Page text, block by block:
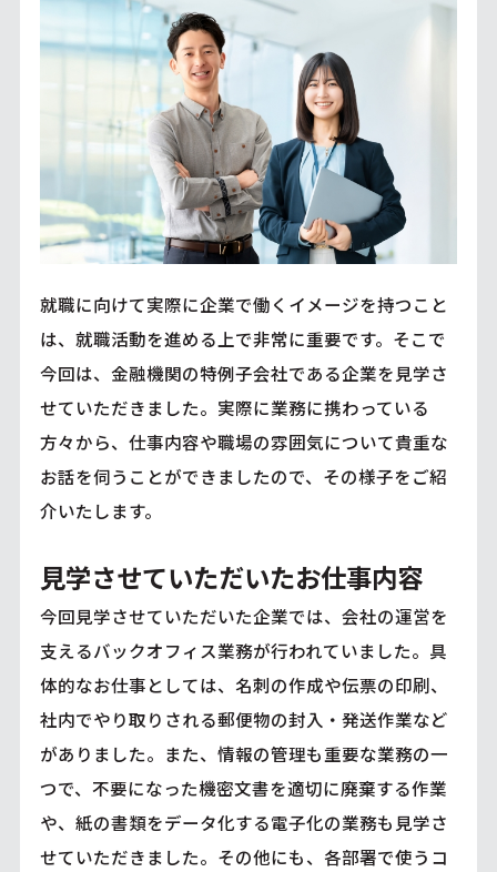
就職に向けて実際に企業で働くイメージを持つこと
は、就職活動を進める上で非常に重要です。そこで
今回は、金融機関の特例子会社である企業を見学さ
せていただきました。実際に業務に携わっている
方々から、仕事内容や職場の雰囲気について貴重な
お話を伺うことができましたので、その様子をご紹
介いたします。
見学させていただいたお仕事内容
今回見学させていただいた企業では、会社の運営を
支えるバックオフィス業務が行われていました。具
体的なお仕事としては、名刺の作成や伝票の印刷、
社内でやり取りされる郵便物の封入・発送作業など
がありました。また、情報の管理も重要な業務の一
つで、不要になった機密文書を適切に廃棄する作業
や、紙の書類をデータ化する電子化の業務も見学さ
せていただきました。その他にも、各部署で使うコ